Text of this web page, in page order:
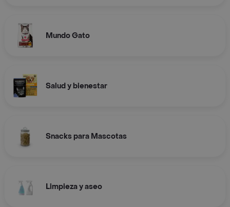
Mundo Gato
Salud y bienestar
Snacks para Mascotas
Limpieza y aseo